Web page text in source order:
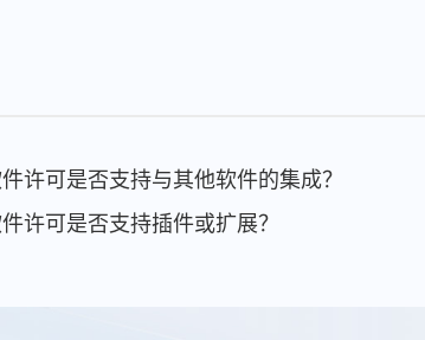
许可是否支持与其他软件的集成？
许可是否支持插件或扩展？